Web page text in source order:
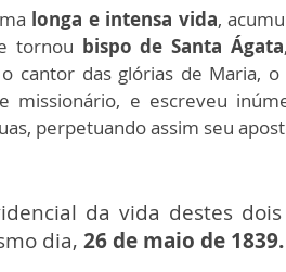
longa e intensa vida,
tornou bispo de Santa Ágata
cantor das glórias de Maria,
missionário, e escreveu
perpetuando assim seu
da vida destes
dia, 26 de maio de 1839.